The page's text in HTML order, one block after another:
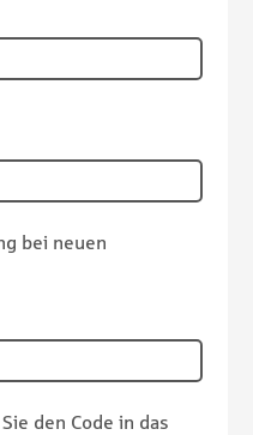
bei neuen
den Code in das